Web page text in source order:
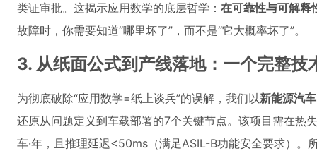
类证审批。这揭示应用数学的底层哲学： 在可靠性与可解释
故障时，你需要知道“哪里坏了”，而不是“它大概率坏了”。
3. 从纸面公式到产线落地：一个完整技
为彻底破除“应用数学=纸上谈兵”的误解，我们以新能源汽
还原从问题定义到车载部署的7个关键节点。该项目需在热
车·年，且推理延迟<50ms（满足ASIL-B功能安全要求）。